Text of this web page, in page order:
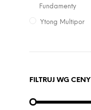
Fundamenty
Ytong Multipor
FILTRUJ WG CENY